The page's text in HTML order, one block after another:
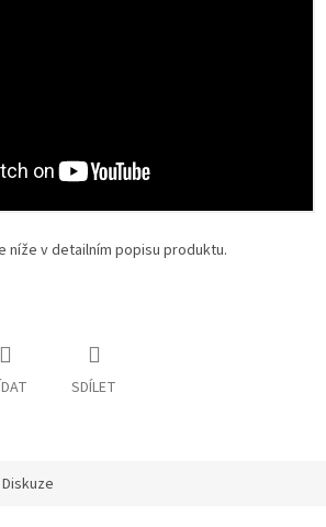
níže v detailním popisu produktu.
SDÍLET
Diskuze